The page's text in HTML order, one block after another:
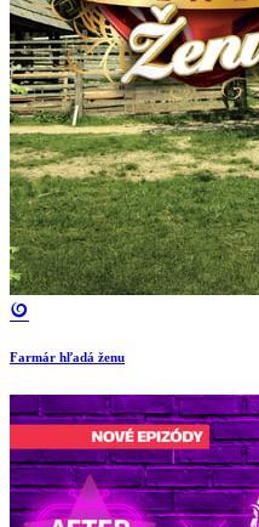
Farmár hľadá ženu